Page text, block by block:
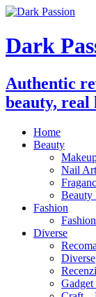
Dark
Authentic
beauty, real
Home
Beauty
Nail Art
Beauty
Fashion
Diverse
Diverse